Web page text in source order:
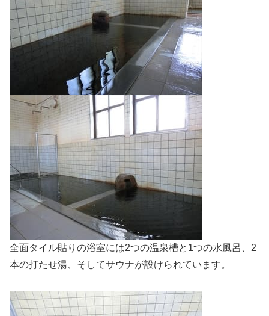
全面タイル貼りの浴室には2つの温泉槽と1つの水風呂、2
本の打たせ湯、そしてサウナが設けられています。